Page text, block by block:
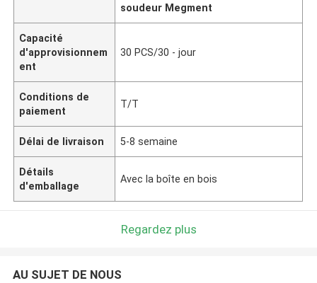
soudeur Megment
Capacité
d'approvisionnem
ent
30 PCS/30 - jour
Conditions de
paiement
T/T
Délai de livraison 5-8 semaine
Détails
d'emballage
Avec la boîte en bois
Regardez plus
AU SUJET DE NOUS